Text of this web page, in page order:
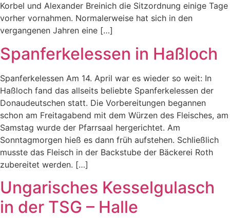
Korbel und Alexander Breinich die Sitzordnung einige Tage
vorher vornahmen. Normalerweise hat sich in den
vergangenen Jahren eine […]
Spanferkelessen in Haßloch
Spanferkelessen Am 14. April war es wieder so weit: In
Haßloch fand das allseits beliebte Spanferkelessen der
Donaudeutschen statt. Die Vorbereitungen begannen
schon am Freitagabend mit dem Würzen des Fleisches, am
Samstag wurde der Pfarrsaal hergerichtet. Am
Sonntagmorgen hieß es dann früh aufstehen. Schließlich
musste das Fleisch in der Backstube der Bäckerei Roth
zubereitet werden. […]
Ungarisches Kesselgulasch
in der TSG – Halle